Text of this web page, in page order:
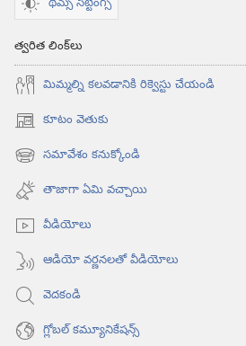
థీమ్స్ సెట్టింగ్స్
త్వరిత లింక్‌లు
మిమ్మల్ని కలవడానికి రిక్వెస్టు చేయండి
కూటం వెతుకు
(కొత్త
విండో
ఓపెన్‌
అవుతుంది)
సమావేశం కనుక్కోండి
(కొత్త
విండో
ఓపెన్‌
అవుతుంది)
తాజాగా ఏమి వచ్చాయి
వీడియోలు
ఆడియో వర్ణనలతో వీడియోలు
వెదకండి
గ్లోబల్‌ కమ్యూనికేషన్స్‌